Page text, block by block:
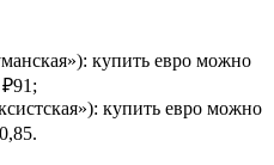
купить евро можно
купить евро можно